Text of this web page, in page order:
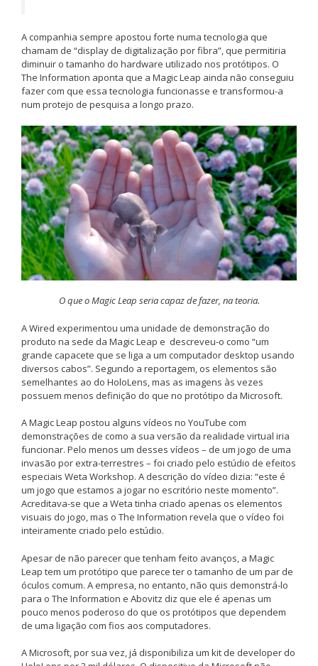
A companhia sempre apostou forte numa tecnologia que
chamam de “display de digitalização por fibra”, que permitiria
diminuir o tamanho do hardware utilizado nos protótipos. O
The Information aponta que a Magic Leap ainda não conseguiu
fazer com que essa tecnologia funcionasse e transformou-a
num protejo de pesquisa a longo prazo.
O que o Magic Leap seria capaz de fazer, na teoria.
A Wired experimentou uma unidade de demonstração do
produto na sede da Magic Leap e descreveu-o como “um
grande capacete que se liga a um computador desktop usando
diversos cabos”. Segundo a reportagem, os elementos são
semelhantes ao do HoloLens, mas as imagens às vezes
possuem menos definição do que no protótipo da Microsoft.
A Magic Leap postou alguns vídeos no YouTube com
demonstrações de como a sua versão da realidade virtual iria
funcionar. Pelo menos um desses vídeos – de um jogo de uma
invasão por extra-terrestres – foi criado pelo estúdio de efeitos
especiais Weta Workshop. A descrição do vídeo dizia: “este é
um jogo que estamos a jogar no escritório neste momento”.
Acreditava-se que a Weta tinha criado apenas os elementos
visuais do jogo, mas o The Information revela que o vídeo foi
inteiramente criado pelo estúdio.
Apesar de não parecer que tenham feito avanços, a Magic
Leap tem um protótipo que parece ter o tamanho de um par de
óculos comum. A empresa, no entanto, não quis demonstrá-lo
para o The Information e Abovitz diz que ele é apenas um
pouco menos poderoso do que os protótipos que dependem
de uma ligação com fios aos computadores.
A Microsoft, por sua vez, já disponibiliza um kit de developer do